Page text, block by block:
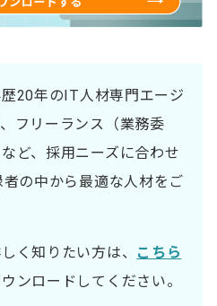
歴20年のIT人材専門エージ
フリーランス（業務委
ど、採用ニーズに合わせ
の中から最適な人材をご
く知りたい方は、 こちら
ンロードしてください。